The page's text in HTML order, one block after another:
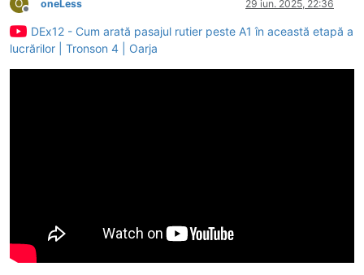
O
Deconectat
oneLess 29 iun. 2025, 22:36
DEx12 - Cum arată pasajul rutier peste A1 în această etapă a
lucrărilor | Tronson 4 | Oarja